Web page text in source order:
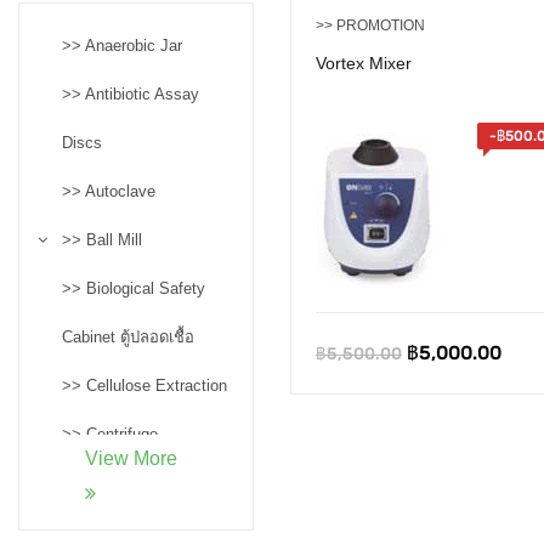
>> Anaerobic Jar
>> Antibiotic Assay
Discs
>> Autoclave
>> Ball Mill
>> Biological Safety
Cabinet ตู้ปลอดเชื้อ
>> Cellulose Extraction
>> Centrifuge
View More
>> PROMOTION
Vortex Mixer
-฿
฿5,500.00 Original
฿5,000.00